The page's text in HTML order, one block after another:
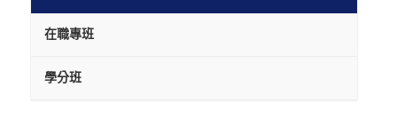
在職專班
學分班